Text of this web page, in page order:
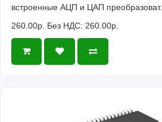
встроенные АЦП и ЦАП преобразоват..
260.00р. Без НДС: 260.00р.